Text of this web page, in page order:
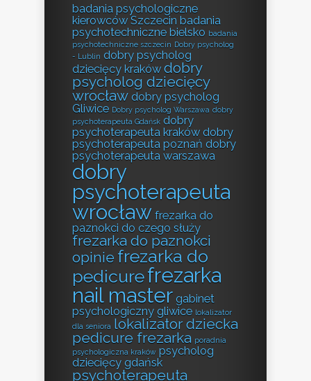
badania psychologiczne
kierowców Szczecin badania
psychotechniczne bielsko badania
psychotechniczne szczecin Dobry psycholog
- Lublin dobry psycholog
dziecięcy kraków dobry
psycholog dziecięcy
wrocław dobry psycholog
Gliwice Dobry psycholog Warszawa dobry
psychoterapeuta Gdańsk dobry
psychoterapeuta kraków dobry
psychoterapeuta poznań dobry
psychoterapeuta warszawa
dobry
psychoterapeuta
wrocław frezarka do
paznokci do czego służy
frezarka do paznokci
opinie frezarka do
pedicurefrezarka
nail master gabinet
psychologiczny gliwice lokalizator
dla seniora lokalizator dziecka
pedicure frezarka poradnia
psychologiczna kraków psycholog
dziecięcy gdańsk
psychoterapeuta